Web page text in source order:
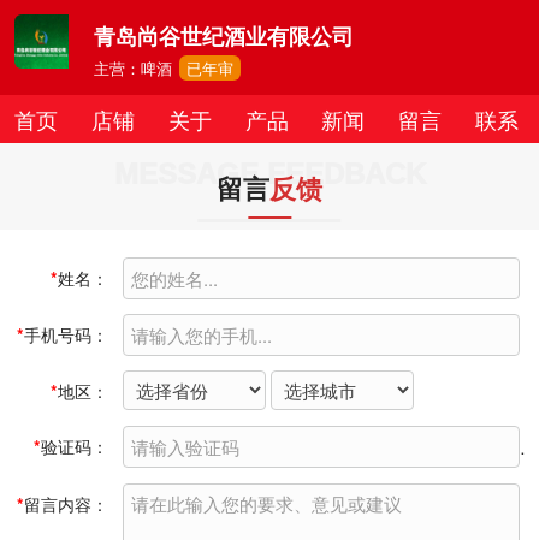
青岛尚谷世纪酒业有限公司
主营：啤酒 已年审
首页 店铺 关于 产品 新闻 留言 联系
MESSAGE FEEDBACK
留言反馈
*姓名：
*手机号码：
*地区：
*验证码：
*留言内容：